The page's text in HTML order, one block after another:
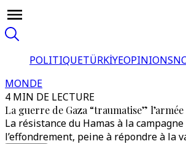
POLITIQUETÜRKİYEOPINIONS
MONDE
4 MIN DE LECTURE
La guerre de Gaza “traumatise”
La résistance du Hamas à la
l’effondrement, peine à répondre à la